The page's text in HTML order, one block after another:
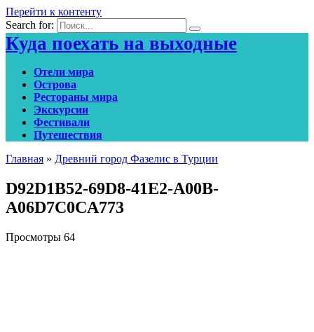
Перейти к контенту
Search for:
Куда поехать на выходные
Отели мира
Острова
Рестораны мира
Экскурсии
Фестивали
Путешествия
Главная » Древний город Фазелис в Турции
D92D1B52-69D8-41E2-A00B-
A06D7C0CA773
Просмотры 64